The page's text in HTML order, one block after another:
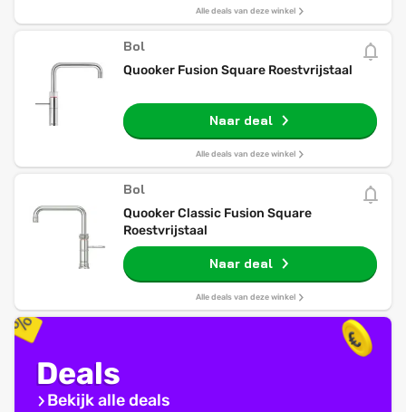
Alle deals van deze winkel
Bol
Quooker Fusion Square Roestvrijstaal
Naar deal
Alle deals van deze winkel
Bol
Quooker Classic Fusion Square
Roestvrijstaal
Naar deal
Alle deals van deze winkel
Deals
Bekijk alle deals